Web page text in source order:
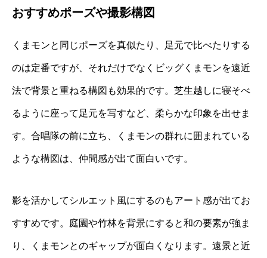
おすすめポーズや撮影構図
くまモンと同じポーズを真似たり、足元で比べたりする
のは定番ですが、それだけでなくビッグくまモンを遠近
法で背景と重ねる構図も効果的です。芝生越しに寝そべ
るように座って足元を写すなど、柔らかな印象を出せま
す。合唱隊の前に立ち、くまモンの群れに囲まれている
ような構図は、仲間感が出て面白いです。
影を活かしてシルエット風にするのもアート感が出てお
すすめです。庭園や竹林を背景にすると和の要素が強ま
り、くまモンとのギャップが面白くなります。遠景と近